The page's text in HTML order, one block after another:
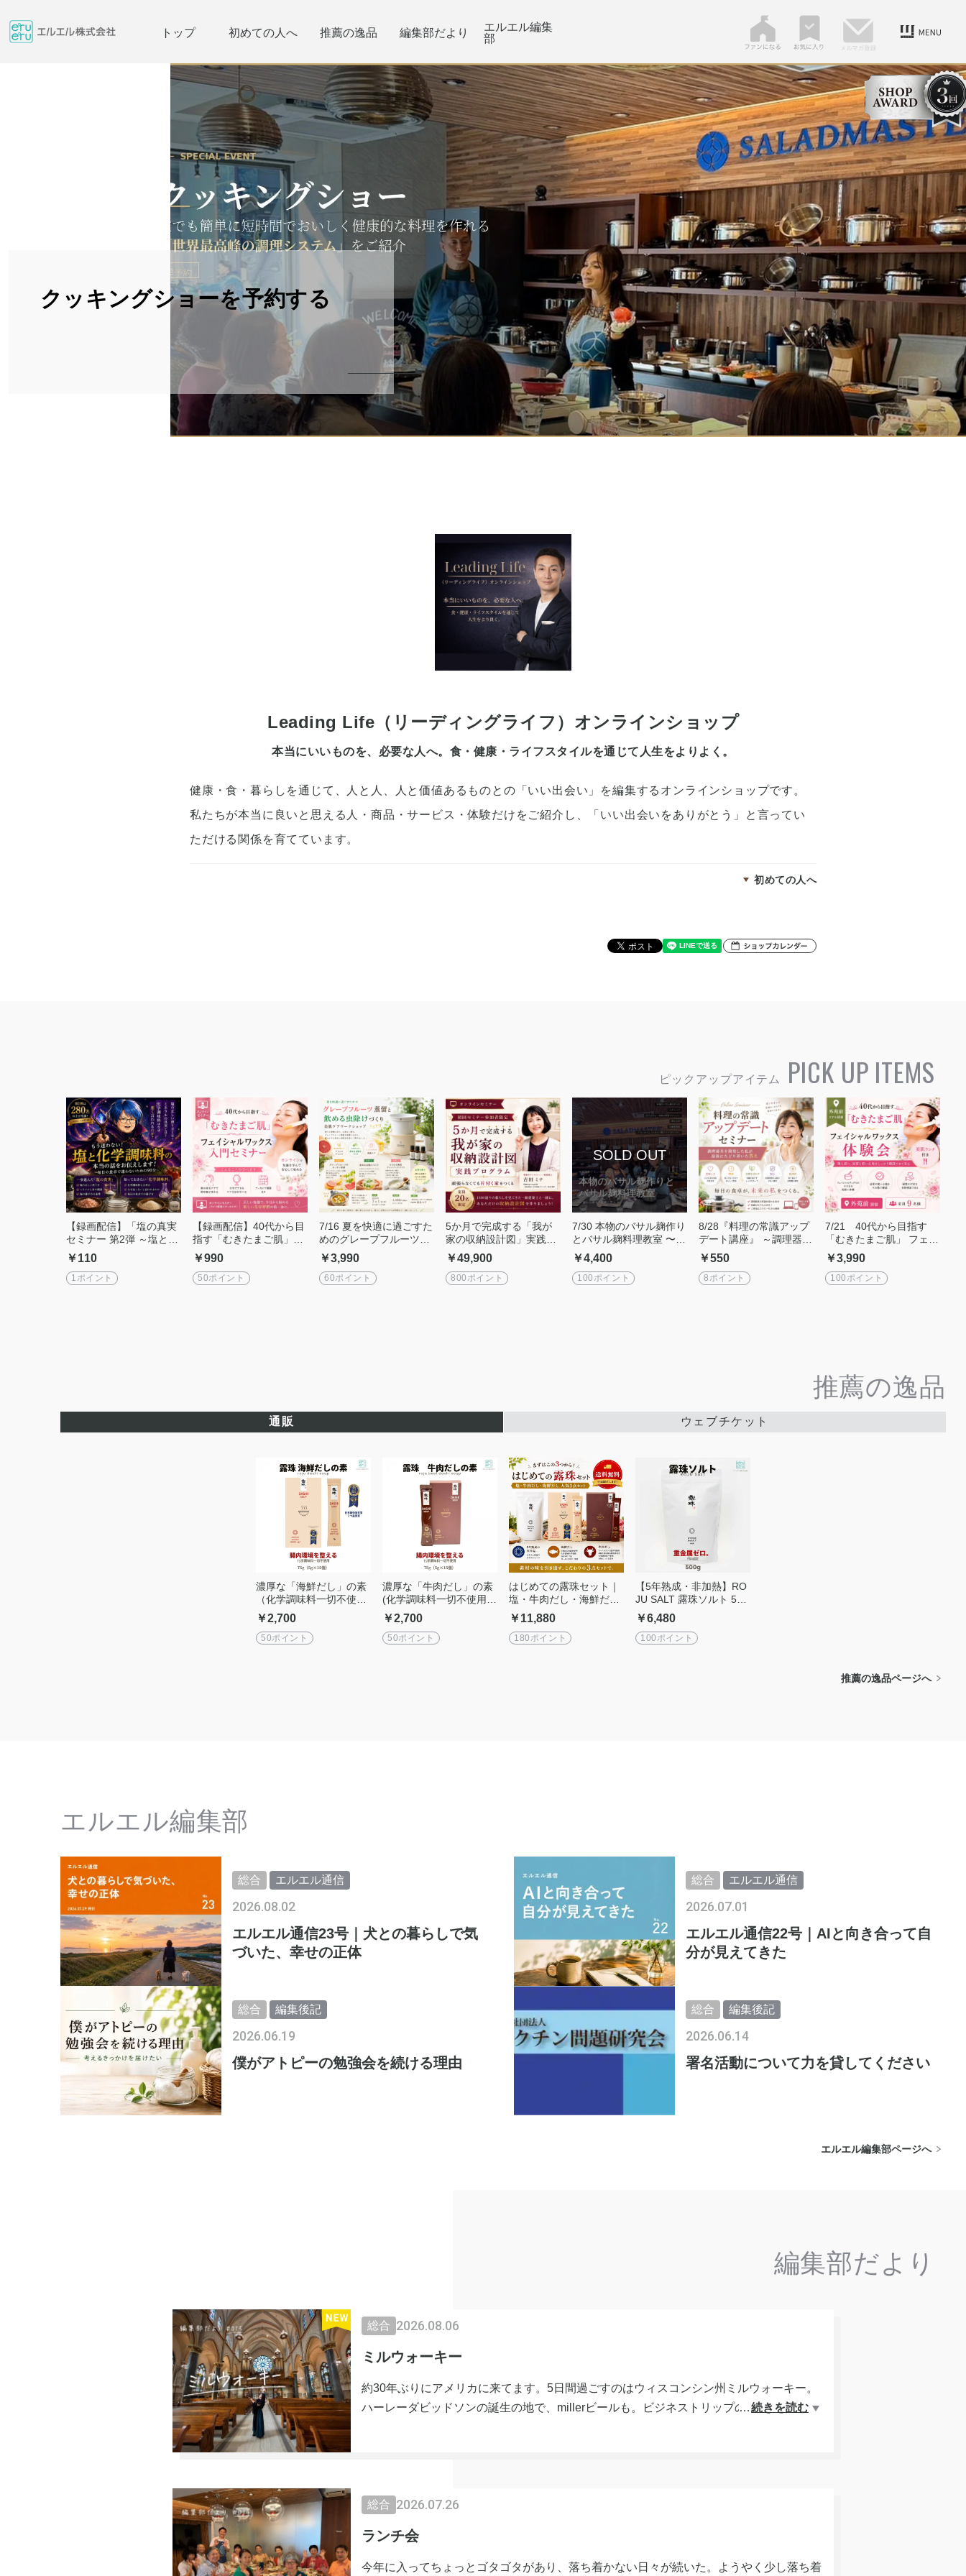
トップ 初めての人へ 推薦の逸品 編集部だより エルエル編集
部
クッキングショーを予約する
Leading Life（リーディングライフ）オンラインショップ
本当にいいものを、必要な人へ。食・健康・ライフスタイルを通じて人生をよりよく。
健康・食・暮らしを通じて、人と人、人と価値あるものとの「いい出会い」を編集するオンラインショップです。
私たちが本当に良いと思える人・商品・サービス・体験だけをご紹介し、「いい出会いをありがとう」と言ってい
ただける関係を育てています。
初めての人へ
PICK UP ITEMS
【録画配信】「塩の真実
セミナー 第2弾 ～塩と化
学調味料、本当に知って
おきたいこと～
￥110
1ポイント
【録画配信】40代から目
指す「むきたまご肌」フ
ェイシャルワックス入門
セミナー【オンライン】
￥990
50ポイント
7/16 夏を快適に過ごすた
めのグレープフルーツ蒸
留ワークショップ 飲め
る虫除け＆美白ケア（ラ
ンチ付）
￥3,990
60ポイント
5か月で完成する「我が
家の収納設計図」実践プ
ログラム
￥49,900
800ポイント
7/30 本物のバサル麹作り
とバサル麹料理教室 〜
腸から整う、発酵の恵み
〜
￥4,400
100ポイント
8/28『料理の常識アップ
デート講座』 ～調理器具
を開発した私が、最後に
たどり着いた答え～
￥550
8ポイント
7/21 40代から目指す
「むきたまご肌」 フェイ
シャルワックス体験会
【外苑前】
￥3,990
100ポイント
推薦の逸品
通販 ウェブチケット
濃厚な「海鮮だし」の素
（化学調味料一切不使
用）[5gx15個 75g] 露珠
ソルトroju saltシリーズ
￥2,700
50ポイント
濃厚な「牛肉だし」の素
(化学調味料一切不使用)
[5gx15個] 露珠ソルトroju
saltシリーズ
￥2,700
50ポイント
はじめての露珠セット｜
塩・牛肉だし・海鮮だし
人気3点セット【送料無
料】|roju saltシリーズ
￥11,880
180ポイント
【5年熟成・非加熱】RO
JU SALT 露珠ソルト 500
g｜ミネラル豊富な干潟
天日塩・重金属ゼロ・FD
A認定
￥6,480
100ポイント
推薦の逸品ページへ
エルエル編集部
エルエル通信23号｜犬との暮らしで気
づいた、幸せの正体
2026.08.02
総合 エルエル通信
エルエル通信22号｜AIと向き合って自
分が見えてきた
2026.07.01
総合 エルエル通信
僕がアトピーの勉強会を続ける理由
2026.06.19
総合 編集後記
署名活動について力を貸してください
2026.06.14
総合 編集後記
エルエル編集部ページへ
編集部だより
総合 2026.08.06
ミルウォーキー
約30年ぶりにアメリカに来てます。5日間過ごすのはウィスコンシン州ミルウォーキー。
ハーレーダビッドソンの誕生の地で、millerビールも。ビジネストリップのため観光はせ
外旅行に行ってみたい。
…続きを読む
総合 2026.07.26
ランチ会
今年に入ってちょっとゴタゴタがあり、落ち着かない日々が続いた。ようやく少し落ち着